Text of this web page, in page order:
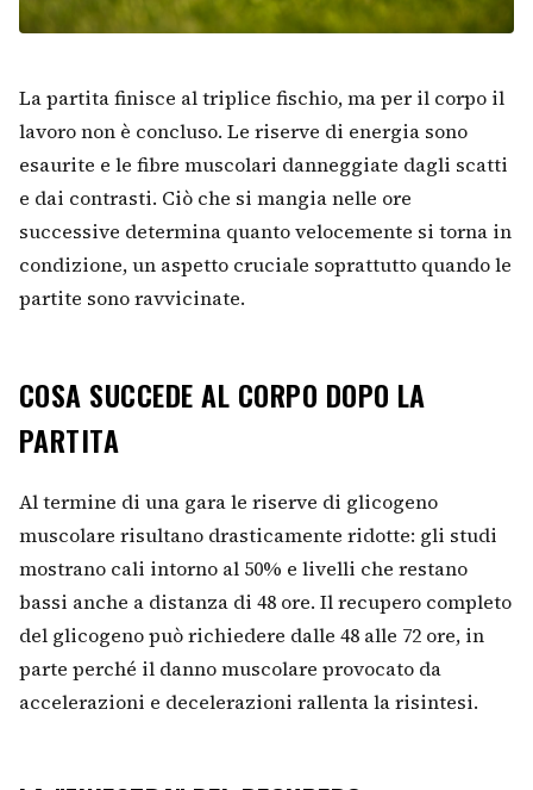
La partita finisce al triplice fischio, ma per il corpo il
lavoro non è concluso. Le riserve di energia sono
esaurite e le fibre muscolari danneggiate dagli scatti
e dai contrasti. Ciò che si mangia nelle ore
successive determina quanto velocemente si torna in
condizione, un aspetto cruciale soprattutto quando le
partite sono ravvicinate.
COSA SUCCEDE AL CORPO DOPO LA
PARTITA
Al termine di una gara le riserve di glicogeno
muscolare risultano drasticamente ridotte: gli studi
mostrano cali intorno al 50% e livelli che restano
bassi anche a distanza di 48 ore. Il recupero completo
del glicogeno può richiedere dalle 48 alle 72 ore, in
parte perché il danno muscolare provocato da
accelerazioni e decelerazioni rallenta la risintesi.